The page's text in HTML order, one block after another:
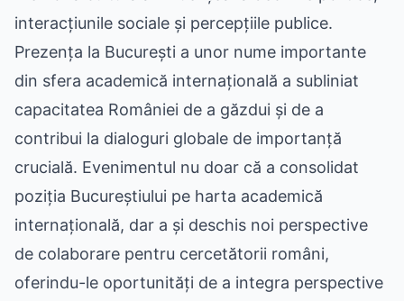
interacțiunile sociale și percepțiile publice.
Prezența la București a unor nume importante
din sfera academică internațională a subliniat
capacitatea României de a găzdui și de a
contribui la dialoguri globale de importanță
crucială. Evenimentul nu doar că a consolidat
poziția Bucureștiului pe harta academică
internațională, dar a și deschis noi perspective
de colaborare pentru cercetătorii români,
oferindu-le oportunități de a integra perspective